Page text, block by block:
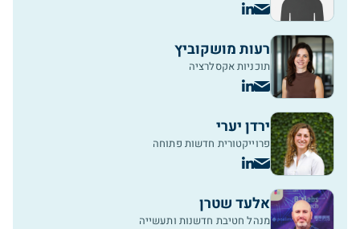
רעות מושקוביץ
תוכניות אקסלרציה
ירדן יערי
פרוייקטורית חדשות פתוחה
אלעד שטרן
מנהל חטיבת חדשנות ותעשייה